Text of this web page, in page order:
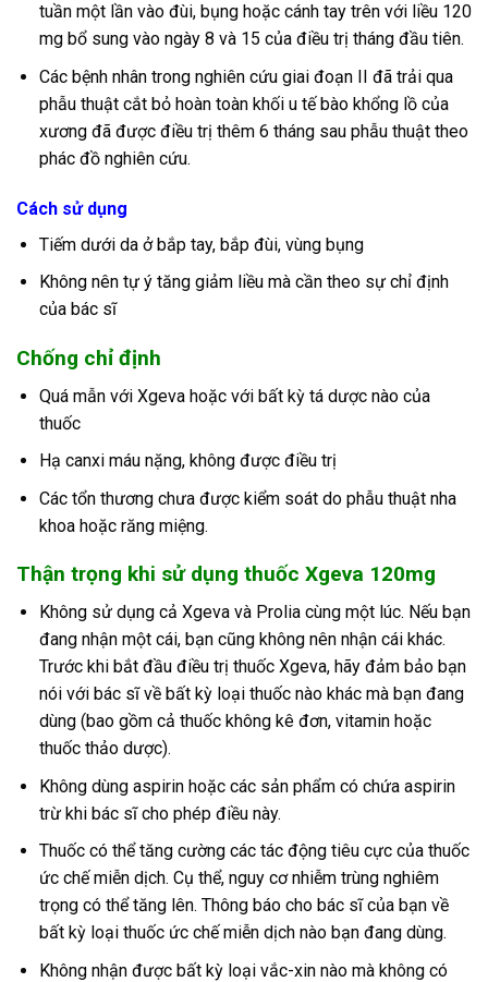
tuần một lần vào đùi, bụng hoặc cánh tay trên với liều 120
mg bổ sung vào ngày 8 và 15 của điều trị tháng đầu tiên.
Các bệnh nhân trong nghiên cứu giai đoạn II đã trải qua
phẫu thuật cắt bỏ hoàn toàn khối u tế bào khổng lồ của
xương đã được điều trị thêm 6 tháng sau phẫu thuật theo
phác đồ nghiên cứu.
Cách sử dụng
Tiếm dưới da ở bắp tay, bắp đùi, vùng bụng
Không nên tự ý tăng giảm liều mà cần theo sự chỉ định
của bác sĩ
Chống chỉ định
Quá mẫn với Xgeva hoặc với bất kỳ tá dược nào của
thuốc
Hạ canxi máu nặng, không được điều trị
Các tổn thương chưa được kiểm soát do phẫu thuật nha
khoa hoặc răng miệng.
Thận trọng khi sử dụng thuốc Xgeva 120mg
Không sử dụng cả Xgeva và Prolia cùng một lúc. Nếu bạn
đang nhận một cái, bạn cũng không nên nhận cái khác.
Trước khi bắt đầu điều trị thuốc Xgeva, hãy đảm bảo bạn
nói với bác sĩ về bất kỳ loại thuốc nào khác mà bạn đang
dùng (bao gồm cả thuốc không kê đơn, vitamin hoặc
thuốc thảo dược).
Không dùng aspirin hoặc các sản phẩm có chứa aspirin
trừ khi bác sĩ cho phép điều này.
Thuốc có thể tăng cường các tác động tiêu cực của thuốc
ức chế miễn dịch. Cụ thể, nguy cơ nhiễm trùng nghiêm
trọng có thể tăng lên. Thông báo cho bác sĩ của bạn về
bất kỳ loại thuốc ức chế miễn dịch nào bạn đang dùng.
Không nhận được bất kỳ loại vắc-xin nào mà không có